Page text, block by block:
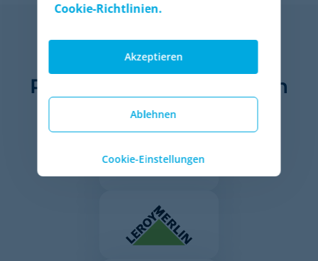
11 der 50 größten
Retailers der Welt nutzen
Minderest
Cookie-Richtlinien.
Ablehnen
Akzeptieren
Cookie-Einstellungen